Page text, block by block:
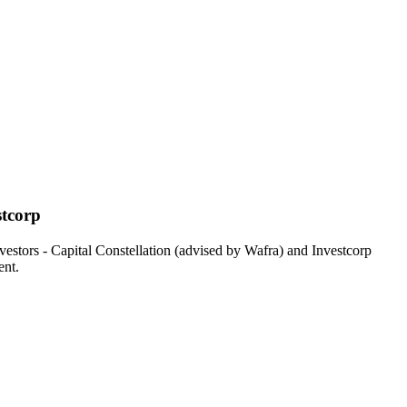
- Capital Constellation (advised by Wafra) and Investcorp